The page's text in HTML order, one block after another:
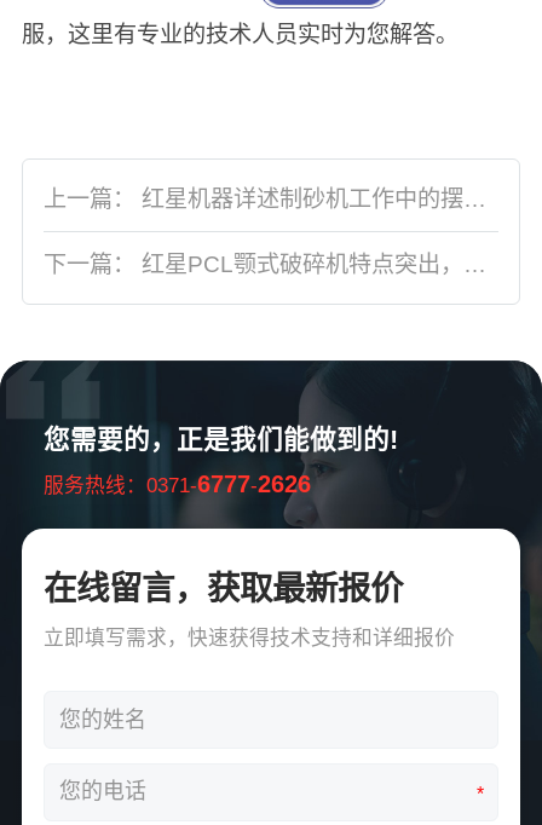
服，这里有专业的技术人员实时为您解答。
上一篇： 红星机器详述制砂机工作中的摆动过大问题
下一篇： 红星PCL颚式破碎机特点突出，工作性能优异
您需要的，正是我们能做到的!
服务热线：0371-6777-2626
在线留言，获取最新报价
立即填写需求，快速获得技术支持和详细报价
*